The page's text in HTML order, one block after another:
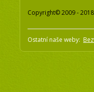
Copyright© 2009 -
Ostatní naše weby: